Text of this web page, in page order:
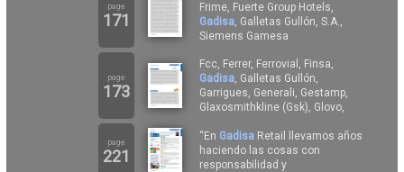
page
171
Frime, Fuerte Group Hotels,
Gadisa, Galletas Gullón, S.A.,
Siemens Gamesa
page
173
Fcc, Ferrer, Ferrovial, Finsa,
Gadisa, Galletas Gullón,
Garrigues, Generali, Gestamp,
Glaxosmithkline (Gsk), Glovo,
page
221
“En Gadisa Retail llevamos años
haciendo las cosas con
responsabilidad y